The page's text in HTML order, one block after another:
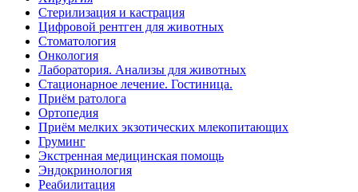
Стерилизация и кастрация
Цифровой рентген для животных
Стоматология
Онкология
Лаборатория. Анализы для животных
Стационарное лечение. Гостиница.
Приём ратолога
Ортопедия
Приём мелких экзотических млекопитающих
Груминг
Экстренная медицинская помощь
Эндокринология
Реабилитация